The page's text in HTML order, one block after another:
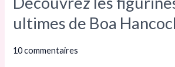
ultimes de Boa
10 commentaires
figurines
hentai